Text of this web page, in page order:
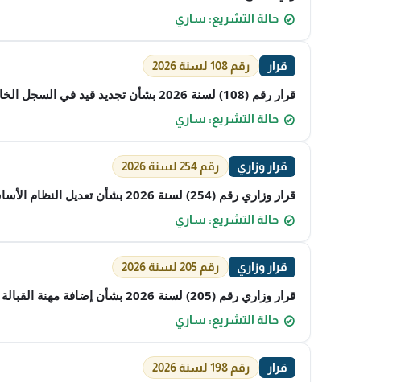
حالة التشريع: ساري
قرار رقم 108 لسنة 2026
قرار رقم (108) لسنة 2026 بشأن تجديد قيد في السجل الخاص بمراقبي الحسابات لدى هيئة أسواق المال
حالة التشريع: ساري
قرار وزاري رقم 254 لسنة 2026
قرار وزاري رقم (254) لسنة 2026 بشأن تعديل النظام الأساسي للجمعية الكويتية لتطوير الموارد البشرية
حالة التشريع: ساري
قرار وزاري رقم 205 لسنة 2026
قرار وزاري رقم (205) لسنة 2026 بشأن إضافة مهنة القبالة إلى المهن المساعدة لمهنة الطب
حالة التشريع: ساري
قرار رقم 198 لسنة 2026